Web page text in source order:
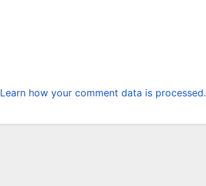
Learn how your comment data is processed.